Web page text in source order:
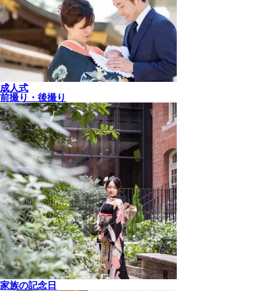
成人式
前撮り・後撮り
家族の記念日